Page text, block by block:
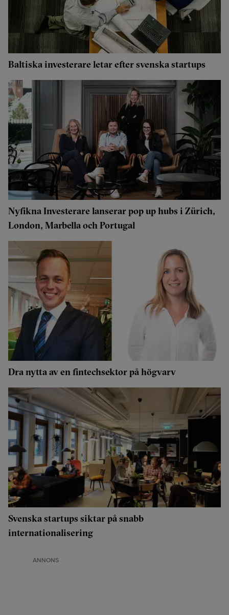
Baltiska investerare letar efter svenska startups
Nyfikna Investerare lanserar pop up hubs i Zürich,
London, Marbella och Portugal
Dra nytta av en fintechsektor på högvarv
Svenska startups siktar på snabb
internationalisering
ANNONS